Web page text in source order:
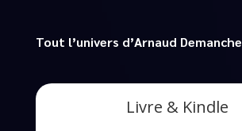
Tout l’univers d’Arnaud Demanche
Livre & Kindle